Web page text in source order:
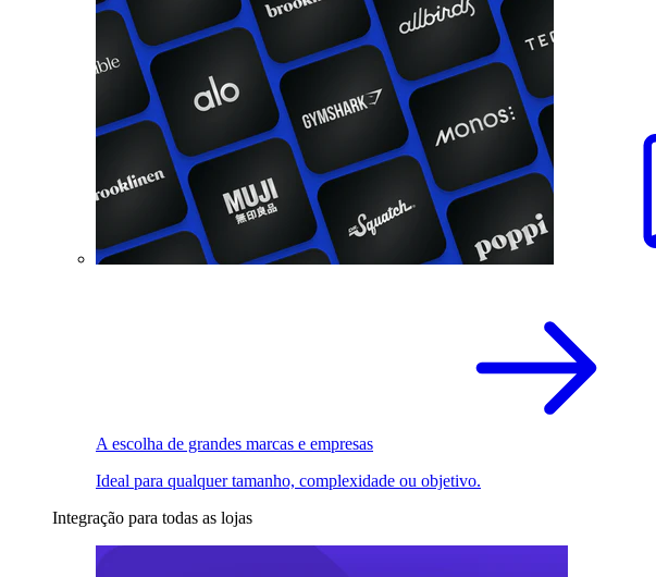
A escolha de grandes marcas e empresas
Ideal para qualquer tamanho, complexidade ou objetivo.
Integração para todas as lojas